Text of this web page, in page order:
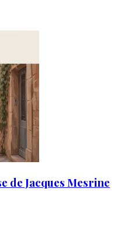
de Jacques Mesrine